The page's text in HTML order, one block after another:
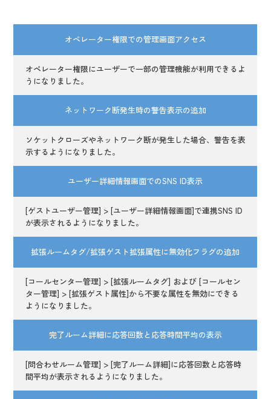
オペレーター権限での管理画面アクセス
オペレーター権限にユーザーで一部の管理機能が利用できるよ
うになりました。
ネットワーク断発生時の警告表示の追加
ソケットクローズやネットワーク断が発生した場合、警告を表
示するようになりました。
ユーザー詳細情報画面でのSNS ID表示
[ゲストユーザー管理] > [ユーザー詳細情報画面]で連携SNS ID
が表示されるようになりました。
拡張ルームタグ/拡張ゲスト拡張属性に無効化フラグの追加
[コールセンター管理] > [拡張ルームタグ] および [コールセン
ター管理] > [拡張ゲスト属性]から不要な属性を無効にできる
ようになりました。
完了ルーム詳細に応答回数と応答時間平均の表示
[問合わせルーム管理] > [完了ルーム詳細]に応答回数と応答時
間平均が表示されるようになりました。